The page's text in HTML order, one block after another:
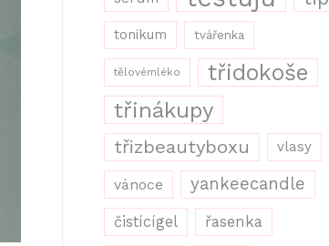
tonikum tvářenka
tělovémléko
třidokoše
třinákupy
třizbeautyboxu vlasy
vánoce yankeecandle
čistícígel řasenka